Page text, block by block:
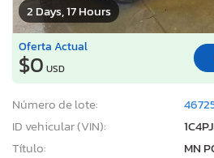
2 Days, 17 Hours
Oferta Actual
$0 USD
Número de lote:
ID vehicular (VIN):
Título:
MN